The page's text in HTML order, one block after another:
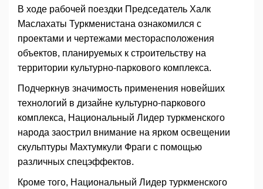
В ходе рабочей поездки Председатель Халк
Маслахаты Туркменистана ознакомился с
проектами и чертежами месторасположения
объектов, планируемых к строительству на
территории культурно-паркового комплекса.
Подчеркнув значимость применения новейших
технологий в дизайне культурно-паркового
комплекса, Национальный Лидер туркменского
народа заострил внимание на ярком освещении
скульптуры Махтумкули Фраги с помощью
различных спецэффектов.
Кроме того, Национальный Лидер туркменского